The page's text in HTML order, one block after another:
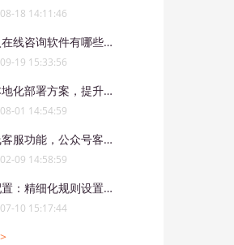
18 14:11:46
全渠道接入在线咨询软件有哪些功能？
19 15:33:56
客服系统本地化部署方案，提升企业客服系统的稳定性与响应速度
01 14:54:59
公众号在线客服功能，公众号客服软件对企业有哪些帮助？
09 14:58:59
一洽对话配置：精细化规则设置，让对话管理更智能更高效
10 15:17:44